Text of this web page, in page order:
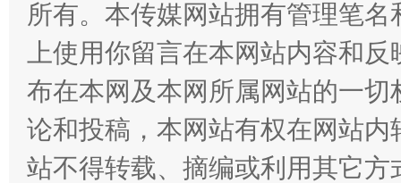
所有。本传媒网站拥有管理笔
上使用你留言在本网站内容和
布在本网及本网所属网站的一
论和投稿，本网站有权在网站
站不得转载、摘编或利用其它